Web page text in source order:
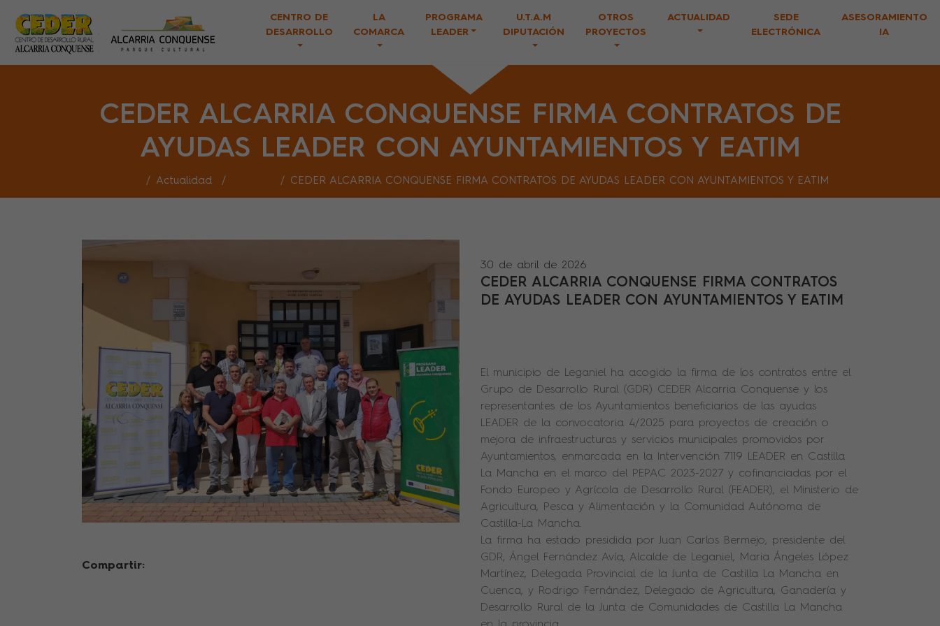
CENTRO DE
DESARROLLO
LA
COMARCA
PROGRAMA
LEADER
U.T.A.M
DIPUTACIÓN
OTROS
PROYECTOS
ACTUALIDAD
SEDE
ELECTRÓNICA
ASESORAMIENTO
IA
CEDER ALCARRIA CONQUENSE FIRMA CONTRATOS DE
AYUDAS LEADER CON AYUNTAMIENTOS Y EATIM
Actualidad CEDER ALCARRIA CONQUENSE FIRMA CONTRATOS DE AYUDAS LEADER CON AYUNTAMIENTOS Y EATIM
Compartir:
30 de abril de 2026
CEDER ALCARRIA CONQUENSE FIRMA CONTRATOS
DE AYUDAS LEADER CON AYUNTAMIENTOS Y EATIM
El municipio de Leganiel ha acogido la firma de los contratos entre el
Grupo de Desarrollo Rural (GDR) CEDER Alcarria Conquense y los
representantes de los Ayuntamientos beneficiarios de las ayudas
LEADER de la convocatoria 4/2025 para proyectos de creación o
mejora de infraestructuras y servicios municipales promovidos por
Ayuntamientos, enmarcada en la Intervención 7119 LEADER en Castilla
La Mancha en el marco del PEPAC 2023-2027 y cofinanciadas por el
Fondo Europeo y Agrícola de Desarrollo Rural (FEADER), el Ministerio de
Agricultura, Pesca y Alimentación y la Comunidad Autónoma de
Castilla-La Mancha.
La firma ha estado presidida por Juan Carlos Bermejo, presidente del
GDR, Ángel Fernández Avía, Alcalde de Leganiel, Maria Ángeles López
Martínez, Delegada Provincial de la Junta de Castilla La Mancha en
Cuenca, y Rodrigo Fernández, Delegado de Agricultura, Ganadería y
Desarrollo Rural de la Junta de Comunidades de Castilla La Mancha